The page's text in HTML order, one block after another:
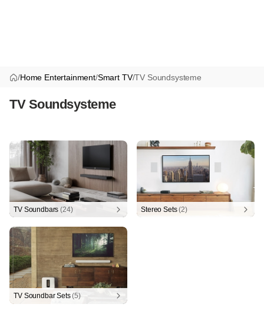
/Home Entertainment/Smart TV/TV Soundsysteme
TV Soundsysteme
TV Soundbars (24) Stereo Sets(2)
TV Soundbar Sets(5)